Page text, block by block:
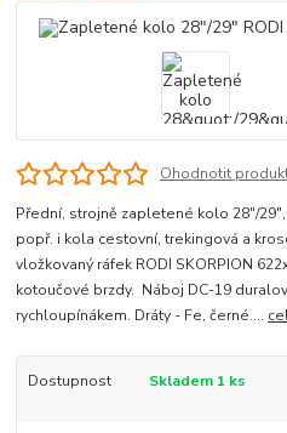
Ohodnotit
Přední, strojně zapletené kolo 28"/
popř. i kola cestovní, trekingová a
vložkovaný ráfek RODI SKORPION
kotoučové brzdy. Náboj DC-19
rychloupínákem. Dráty - Fe, černé....
Dostupnost Skladem 1 ks